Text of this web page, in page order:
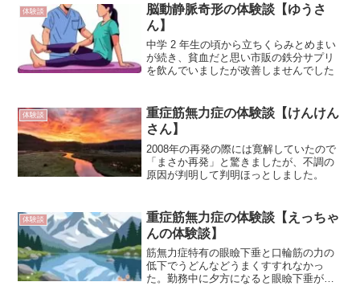
体験談
脳動静脈奇形の体験談【ゆうさ
ん】
中学 2 年生の頃から立ちくらみとめまい
が続き、貧血だと思い市販の鉄分サプリ
を飲んでいましたが改善しませんでした
体験談
重症筋無力症の体験談【けんけん
さん】
2008年の再発の際には寛解していたので
「まさか再発」と驚きましたが、不調の
原因が判明して判明ほっとしました。
体験談
重症筋無力症の体験談【えっちゃ
んの体験談】
筋無力症特有の眼瞼下垂と口輪筋の力の
低下でうどんなどうまくすすれなかっ
た。勤務中に夕方になると眼瞼下垂が発